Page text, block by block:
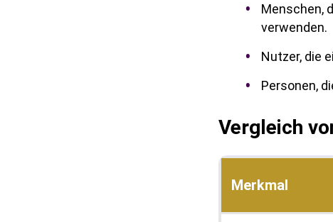
Menschen,
verwenden.
Nutzer, die
Personen,
Vergleich
Merkmal